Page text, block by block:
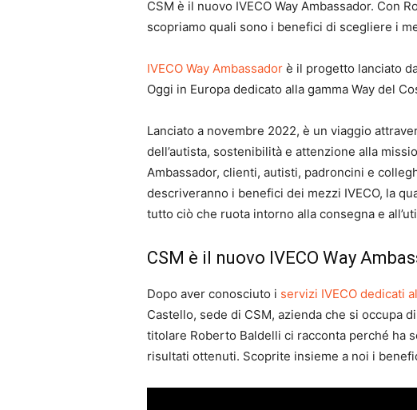
CSM è il nuovo IVECO Way Ambassador. Con
scopriamo quali sono i benefici di scegliere i
IVECO Way Ambassador è il progetto lanciato
Oggi in Europa dedicato alla gamma Way del
Lanciato a novembre 2022, è un viaggio
dell’autista, sostenibilità e attenzione alla
Ambassador, clienti, autisti, padroncini e
descriveranno i benefici dei mezzi IVECO, la
tutto ciò che ruota intorno alla consegna e
CSM è il nuovo IVECO Way
Dopo aver conosciuto i servizi IVECO dedicati
Castello, sede di CSM, azienda che si occupa
titolare Roberto Baldelli ci racconta perché ha
risultati ottenuti. Scoprite insieme a noi i